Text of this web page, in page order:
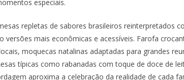
especiais.
repletas de sabores brasileiros reinterpretados
versões mais econômicas e acessíveis. Farofa
moquecas natalinas adaptadas para grandes
típicas como rabanadas com toque de doce de
aproxima a celebração da realidade de cada